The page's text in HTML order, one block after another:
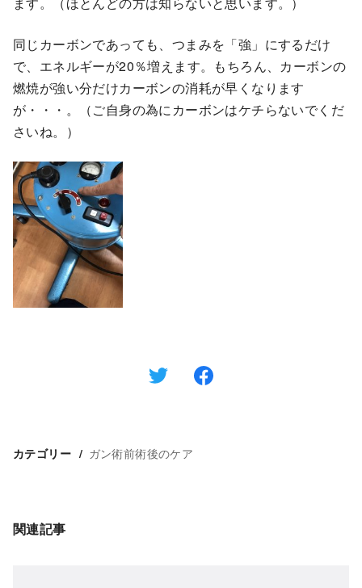
同じカーボンであっても、つまみを「強」にするだけ
で、エネルギーが20％増えます。もちろん、カーボンの
燃焼が強い分だけカーボンの消耗が早くなります
が・・・。（ご自身の為にカーボンはケチらないでくだ
さいね。）
カテゴリー ガン術前術後のケア
関連記事